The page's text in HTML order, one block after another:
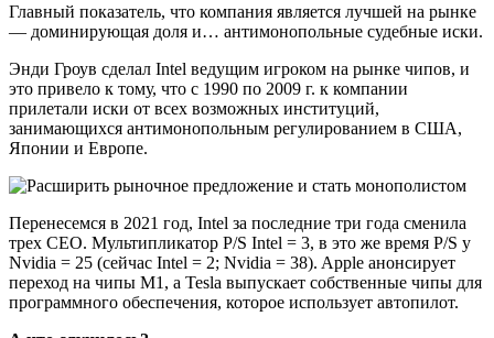
Главный показатель, что компания является лучшей на рынке
— доминирующая доля и… антимонопольные судебные иски.
Энди Гроув сделал Intel ведущим игроком на рынке чипов, и
это привело к тому, что с 1990 по 2009 г. к компании
прилетали иски от всех возможных институций,
занимающихся антимонопольным регулированием в США,
Японии и Европе.
Перенесемся в 2021 год, Intel за последние три года сменила
трех CEO. Мультипликатор P/S Intel = 3, в это же время P/S у
Nvidia = 25 (сейчас Intel = 2; Nvidia = 38). Apple анонсирует
переход на чипы M1, а Tesla выпускает собственные чипы для
программного обеспечения, которое использует автопилот.